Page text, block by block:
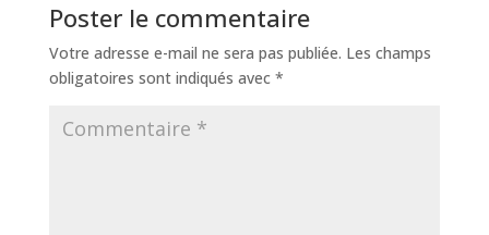
Poster le commentaire
Votre adresse e-mail ne sera pas publiée. Les champs
obligatoires sont indiqués avec *